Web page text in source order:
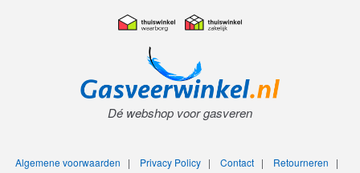
Dé webshop voor gasveren
Algemene voorwaarden | Privacy Policy| Contact| Retourneren |